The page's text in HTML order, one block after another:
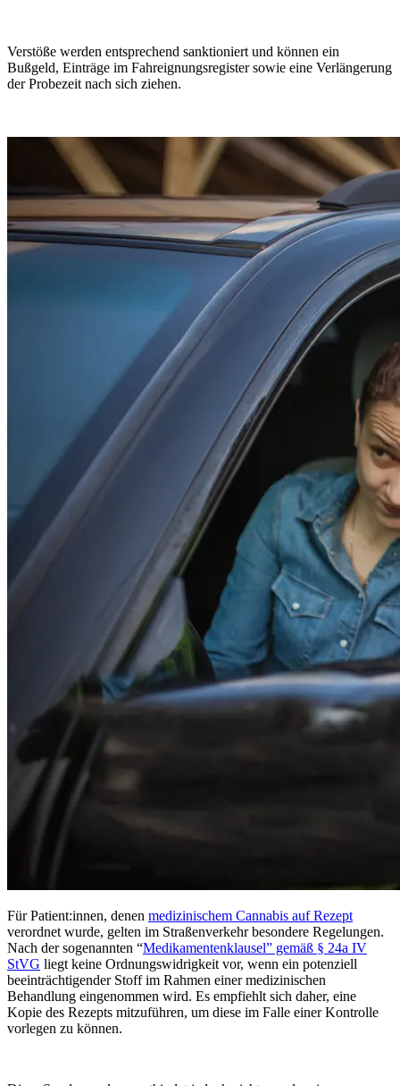
Verstöße werden entsprechend sanktioniert und können ein
Bußgeld, Einträge im Fahreignungsregister sowie eine Verlängerung
der Probezeit nach sich ziehen.
Für Patient:innen, denen medizinischem Cannabis auf Rezept
verordnet wurde, gelten im Straßenverkehr besondere Regelungen.
Nach der sogenannten “Medikamentenklausel” gemäß § 24a IV
StVG liegt keine Ordnungswidrigkeit vor, wenn ein potenziell
beeinträchtigender Stoff im Rahmen einer medizinischen
Behandlung eingenommen wird. Es empfiehlt sich daher, eine
Kopie des Rezepts mitzuführen, um diese im Falle einer Kontrolle
vorlegen zu können.